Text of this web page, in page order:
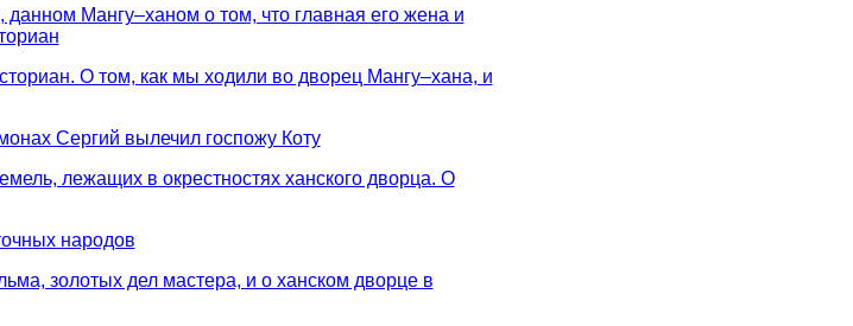
Мангу–ханом о том, что главная его жена и
О том, как мы ходили во дворец Мангу–хана, и
Сергий вылечил госпожу Коту
лежащих в окрестностях ханского дворца. О
народов
золотых дел мастера, и о ханском дворце в